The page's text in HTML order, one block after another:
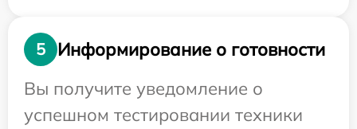
5
Информирование о готовности
Вы получите уведомление о
успешном тестировании техники